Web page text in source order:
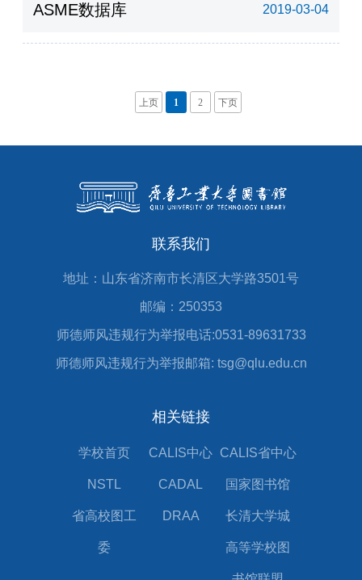
2019-03-04
ASME数据库
上页 1 2 下页
联系我们
地址：山东省济南市长清区大学路3501号
邮编：250353
师德师风违规行为举报电话:0531-89631733
师德师风违规行为举报邮箱: tsg@qlu.edu.cn
相关链接
学校首页 CALIS中心 CALIS省中心
NSTL CADAL 国家图书馆
省高校图工
委
DRAA 长清大学城
高等学校图